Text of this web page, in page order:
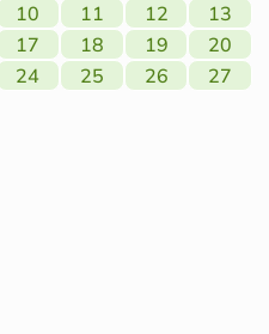
10 11 12
13
17 18 19
20
24 25 26
27